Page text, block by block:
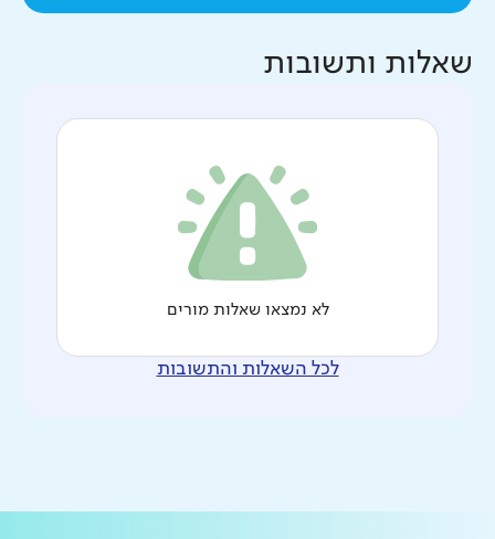
שאלות ותשובות
לא נמצאו שאלות מורים
לכל השאלות והתשובות